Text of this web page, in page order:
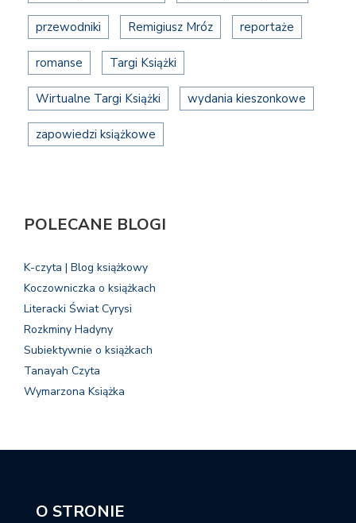
przewodniki Remigiusz Mróz reportaże
romanse Targi Książki
Wirtualne Targi Książki wydania kieszonkowe
zapowiedzi książkowe
POLECANE BLOGI
K-czyta | Blog książkowy
Koczowniczka o książkach
Literacki Świat Cyrysi
Rozkminy Hadyny
Subiektywnie o książkach
Tanayah Czyta
Wymarzona Książka
O STRONIE